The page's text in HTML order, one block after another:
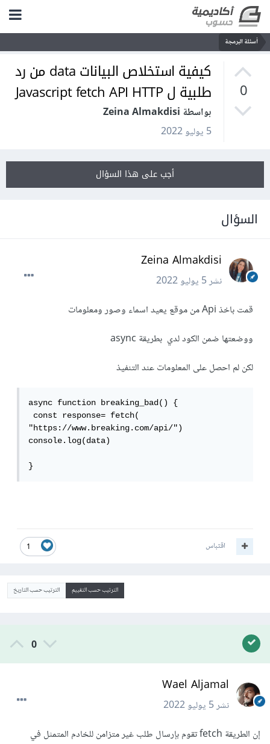
أسئلة البرمجة
0
كيفية استخلاص البيانات data من رد
طلبية ل Javascript fetch API HTTP
بواسطة Zeina Almakdisi
5 يوليو 2022
أجب على هذا السؤال
السؤال
Zeina Almakdisi
نشر5 يوليو 2022
قمت باخذ Api من موقع يعيد اسماء وصور ومعلومات
ووضعتها ضمن الكود لدي بطريقة async
لكن لم احصل على المعلومات عند التنفيذ
async function breaking_bad() {
const response= fetch(
"https://www.breaking.com/api/")
console.log(data)
}
1 اقتباس
الترتيب حسب التقييم الترتيب حسب التاريخ
0
Wael Aljamal
نشر5 يوليو 2022
إن الطريقة fetch تقوم بإرسال طلب غير متزامن للخادم المتمثل في